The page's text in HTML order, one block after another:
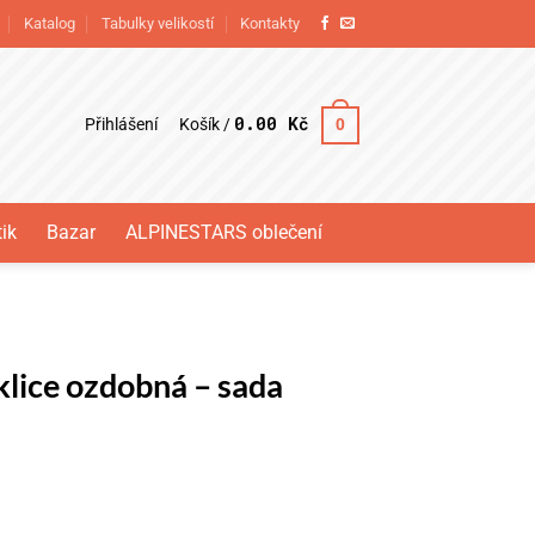
Katalog Tabulky velikostí Kontakty
Přihlášení Košík / 0.00 Kč 0
Bazar ALPINESTARS oblečení
ozdobná – sada
sada množství